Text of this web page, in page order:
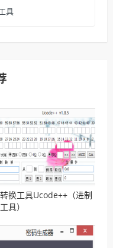
具
换工具Ucode++（进制
具）